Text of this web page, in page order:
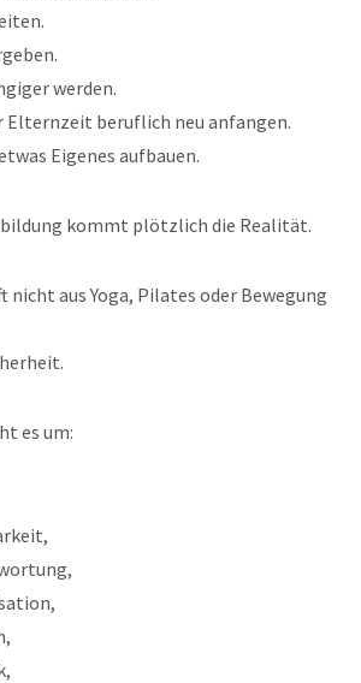
werden.
Elternzeit beruflich neu anfangen.
Eigenes aufbauen.
kommt plötzlich die Realität.
nicht aus Yoga, Pilates oder Bewegung
es um: